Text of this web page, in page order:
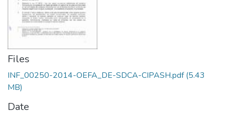
Files
INF_00250-2014-OEFA_DE-SDCA-CIPASH.pdf(5.43
MB)
Date